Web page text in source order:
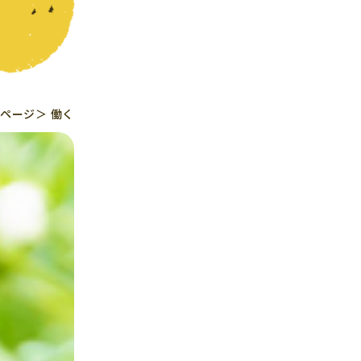
ージ 働く